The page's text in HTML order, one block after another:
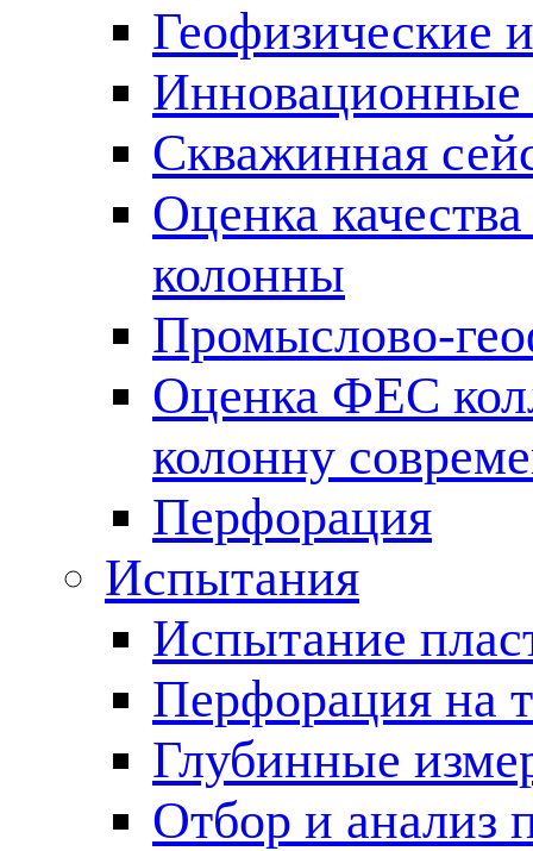
Геофизические
Инновационные
Скважинная
Оценка
колонны
Промыслово-
Оценка ФЕС
колонну
Перфорация
Испытания
Испытание
Перфорация на
Глубинные
Отбор и анализ